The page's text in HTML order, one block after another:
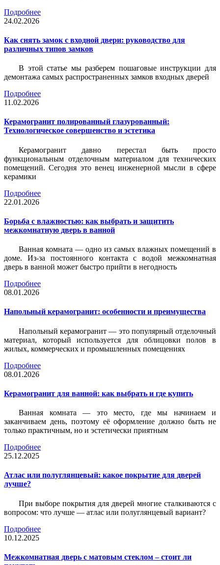
Подробнее
24.02.2026
Как снять замок с входной двери: руководство для
различных типов замков
В этой статье мы разберем пошаговые инструкции для
демонтажа самых распространенных замков входных дверей
Подробнее
11.02.2026
Керамогранит полированный глазурованный:
Технологическое совершенство и эстетика
Керамогранит давно перестал быть просто
функциональным отделочным материалом для технических
помещений. Сегодня это венец инженерной мысли в сфере
керамики
Подробнее
22.01.2026
Борьба с влажностью: как выбрать и защитить
межкомнатную дверь в ванной
Ванная комната — одно из самых влажных помещений в
доме. Из-за постоянного контакта с водой межкомнатная
дверь в ванной может быстро прийти в негодность
Подробнее
08.01.2026
Напольный керамогранит: особенности и преимущества
Напольный керамогранит — это популярный отделочный
материал, который используется для облицовки полов в
жилых, коммерческих и промышленных помещениях
Подробнее
08.01.2026
Керамогранит для ванной: как выбрать и где купить
Ванная комната — это место, где мы начинаем и
заканчиваем день, поэтому её оформление должно быть не
только практичным, но и эстетически приятным
Подробнее
25.12.2025
Атлас или полуглянцевый: какое покрытие для дверей
лучше?
При выборе покрытия для дверей многие сталкиваются с
вопросом: что лучше — атлас или полуглянцевый вариант?
Подробнее
10.12.2025
Межкомнатная дверь с матовым стеклом – стоит ли